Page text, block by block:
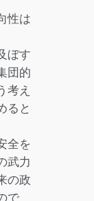
性は
ぼす
団的
考え
ると
全を
武力
の政
で